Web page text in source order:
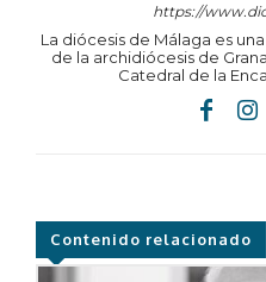
https://
La diócesis de Málaga es
de la archidiócesis de
Catedral de la
Contenido relacionado